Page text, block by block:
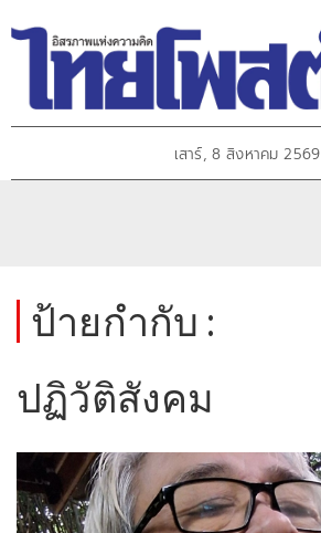
เสาร์, 8 สิงหาคม 2569
ป้ายกำกับ :
ปฏิวัติสังคม